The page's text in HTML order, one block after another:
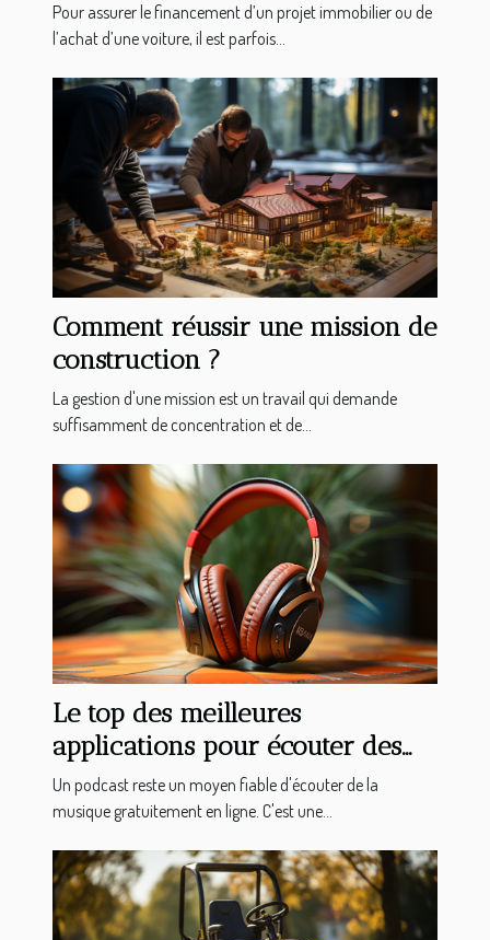
Pour assurer le financement d’un projet immobilier ou de
l’achat d’une voiture, il est parfois...
Comment réussir une mission de
construction ?
La gestion d'une mission est un travail qui demande
suffisamment de concentration et de...
Le top des meilleures
applications pour écouter des
podcasts sur votre Android
Un podcast reste un moyen fiable d'écouter de la
musique gratuitement en ligne. C'est une...